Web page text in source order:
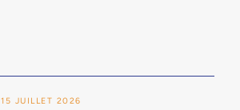
15 JUILLET 2026